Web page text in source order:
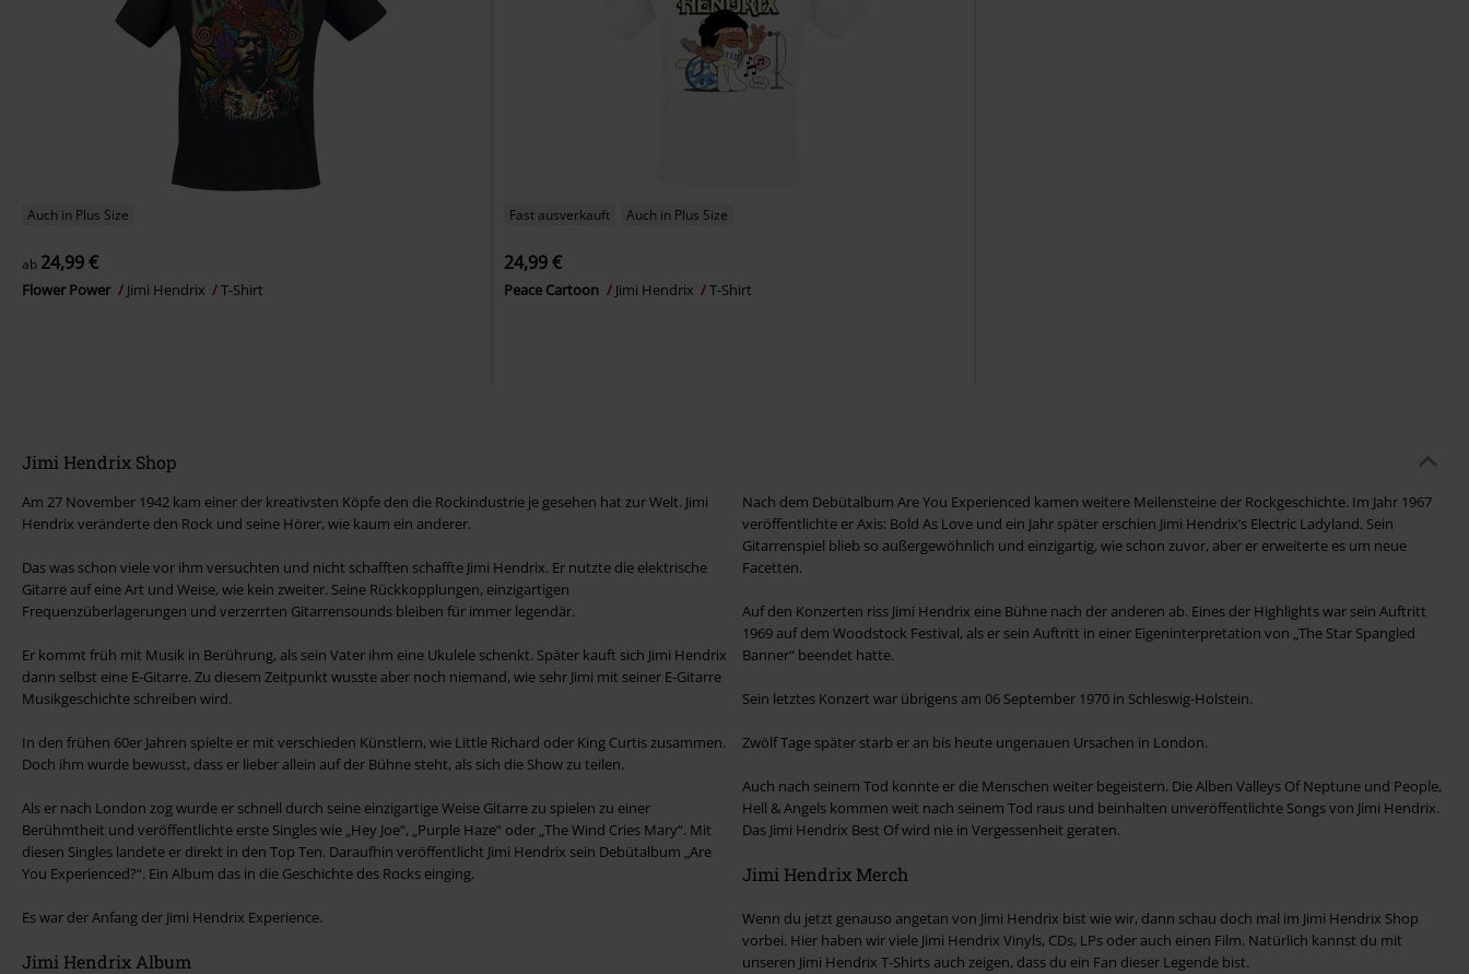
Auch in Plus Size
ab 24,99 €
Flower Power Jimi Hendrix T-Shirt
Fast ausverkauft Auch in Plus Size
24,99 €
Peace Cartoon Jimi Hendrix T-Shirt
Jimi Hendrix Shop
Am 27 November 1942 kam einer der kreativsten Köpfe den die Rockindustrie je gesehen hat zur Welt. Jimi
Hendrix veränderte den Rock und seine Hörer, wie kaum ein anderer.
Das was schon viele vor ihm versuchten und nicht schafften schaffte Jimi Hendrix. Er nutzte die elektrische
Gitarre auf eine Art und Weise, wie kein zweiter. Seine Rückkopplungen, einzigartigen
Frequenzüberlagerungen und verzerrten Gitarrensounds bleiben für immer legendär.
Er kommt früh mit Musik in Berührung, als sein Vater ihm eine Ukulele schenkt. Später kauft sich Jimi Hendrix
dann selbst eine E-Gitarre. Zu diesem Zeitpunkt wusste aber noch niemand, wie sehr Jimi mit seiner E-Gitarre
Musikgeschichte schreiben wird.
In den frühen 60er Jahren spielte er mit verschieden Künstlern, wie Little Richard oder King Curtis zusammen.
Doch ihm wurde bewusst, dass er lieber allein auf der Bühne steht, als sich die Show zu teilen.
Als er nach London zog wurde er schnell durch seine einzigartige Weise Gitarre zu spielen zu einer
Berühmtheit und veröffentlichte erste Singles wie „Hey Joe“, „Purple Haze“ oder „The Wind Cries Mary“. Mit
diesen Singles landete er direkt in den Top Ten. Daraufhin veröffentlicht Jimi Hendrix sein Debütalbum „Are
You Experienced?“. Ein Album das in die Geschichte des Rocks einging.
Es war der Anfang der Jimi Hendrix Experience.
Jimi Hendrix Album
Nach dem Debütalbum Are You Experienced kamen weitere Meilensteine der Rockgeschichte. Im Jahr 1967
veröffentlichte er Axis: Bold As Love und ein Jahr später erschien Jimi Hendrix’s Electric Ladyland. Sein
Gitarrenspiel blieb so außergewöhnlich und einzigartig, wie schon zuvor, aber er erweiterte es um neue
Facetten.
Auf den Konzerten riss Jimi Hendrix eine Bühne nach der anderen ab. Eines der Highlights war sein Auftritt
1969 auf dem Woodstock Festival, als er sein Auftritt in einer Eigeninterpretation von „The Star Spangled
Banner“ beendet hatte.
Sein letztes Konzert war übrigens am 06 September 1970 in Schleswig-Holstein.
Zwölf Tage später starb er an bis heute ungenauen Ursachen in London.
Auch nach seinem Tod konnte er die Menschen weiter begeistern. Die Alben Valleys Of Neptune und People,
Hell & Angels kommen weit nach seinem Tod raus und beinhalten unveröffentlichte Songs von Jimi Hendrix.
Das Jimi Hendrix Best Of wird nie in Vergessenheit geraten.
Jimi Hendrix Merch
Wenn du jetzt genauso angetan von Jimi Hendrix bist wie wir, dann schau doch mal im Jimi Hendrix Shop
vorbei. Hier haben wir viele Jimi Hendrix Vinyls, CDs, LPs oder auch einen Film. Natürlich kannst du mit
unseren Jimi Hendrix T-Shirts auch zeigen, dass du ein Fan dieser Legende bist.